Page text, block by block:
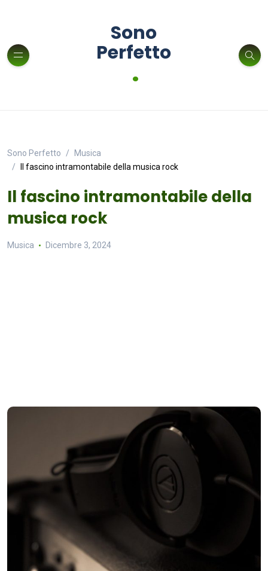
Sono
Perfetto
.
Sono Perfetto
Musica
Il fascino intramontabile della musica rock
Il fascino intramontabile della
musica rock
Musica Dicembre 3, 2024